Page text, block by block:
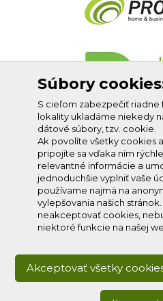
Súbory
S cieľom zabezpečiť
lokality ukladáme niekedy
dátové súbory, tzv. cookie.
Ak povolíte všetky cookies
pripojíte sa vďaka ním
relevantné informácie a
jednoduchšie vyplniť vaše
používame najmä na
vylepšovania našich
neakceptovať cookies,
niektoré funkcie na našej
Akceptovať všetky